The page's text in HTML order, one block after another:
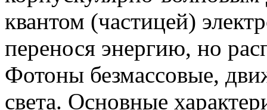
квантом (частицей)
перенося энергию, но
Фотоны безмассовые,
света. Основные